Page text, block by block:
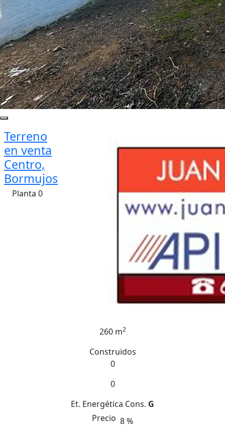
Terreno
en venta
Centro,
Bormujos
Planta 0
260 m2
Construidos
0
0
Et. Energética Cons. G
Precio 8 %